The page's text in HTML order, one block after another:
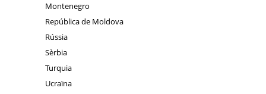
Montenegro
República de Moldova
Rússia
Sèrbia
Turquia
Ucraïna